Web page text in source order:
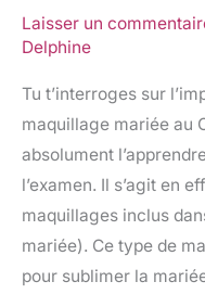
Laisser un
Delphine
Tu t’interroges sur
maquillage mariée au
absolument
l’examen. Il s’agit en
maquillages inclus
mariée). Ce type de
pour sublimer la